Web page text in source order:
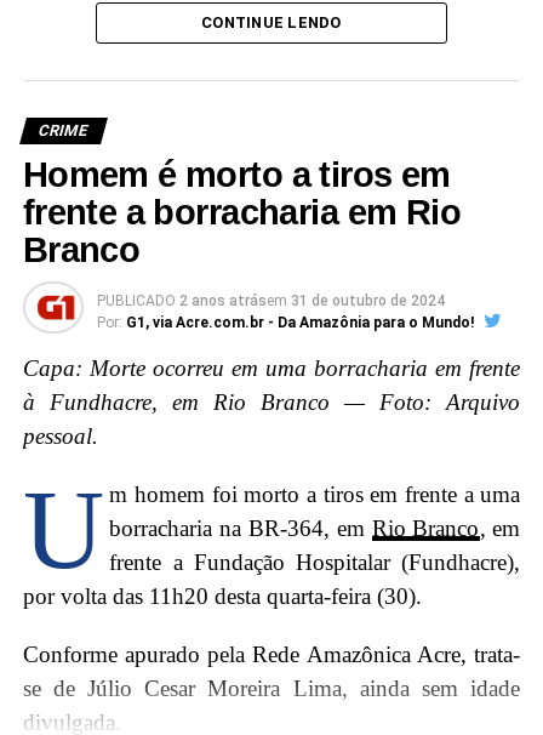
desdobramentos são esperados nas próximas horas para
CONTINUE LENDO
CRIME
Homem é morto a tiros em
frente a borracharia em Rio
Branco
PUBLICADO 2 anos atrásem 31 de outubro de 2024
Por: G1, via Acre.com.br - Da Amazônia para o Mundo!
Capa: Morte ocorreu em uma borracharia em frente
à Fundhacre, em Rio Branco — Foto: Arquivo
pessoal.
U m homem foi morto a tiros em frente a uma
borracharia na BR-364, em Rio Branco, em
frente a Fundação Hospitalar (Fundhacre),
por volta das 11h20 desta quarta-feira (30).
Conforme apurado pela Rede Amazônica Acre, trata-
se de Júlio Cesar Moreira Lima, ainda sem idade
divulgada.